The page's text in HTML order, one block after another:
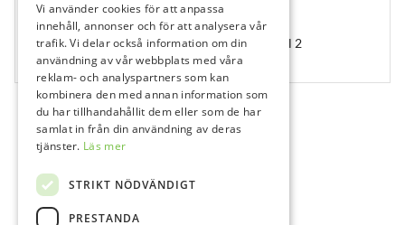
604446
Simplee Tofflemire, Matrisband, 0,05 mm, Strl 2
12 st
Vi använder cookies för att anpassa
innehåll, annonser och för att analysera vår
trafik. Vi delar också information om din
användning av vår webbplats med våra
reklam- och analyspartners som kan
kombinera den med annan information som
du har tillhandahållit dem eller som de har
samlat in från din användning av deras
tjänster. Läs mer
STRIKT NÖDVÄNDIGT
PRESTANDA